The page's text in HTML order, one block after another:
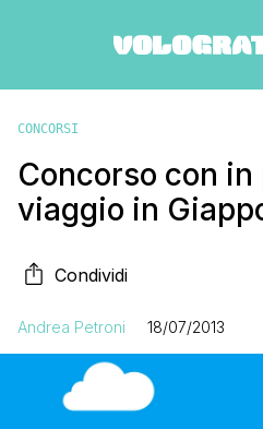
CONCORSI
Concorso con in
viaggio in
Condividi
Andrea Petroni 18/07/2013